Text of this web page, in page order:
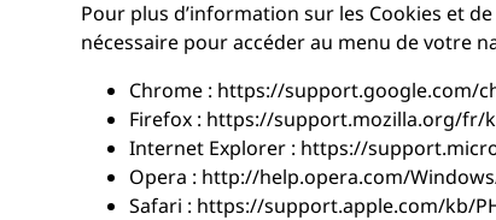
Pour plus d’information sur les Cookies et
nécessaire pour accéder au menu de votre
Chrome : https://support.google.com/
Firefox : https://support.mozilla.org/fr/
Internet Explorer : https://
Opera : http://help.opera.com/
Safari : https://support.apple.com/kb/